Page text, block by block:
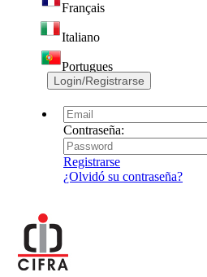
Français
Italiano
Portugues
Login/Registrarse
Contraseña:
Registrarse
¿Olvidó su contraseña?